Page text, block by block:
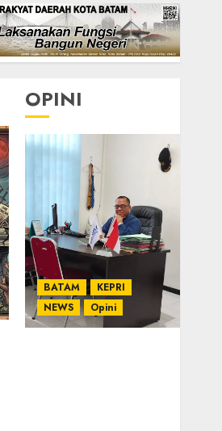
OPINI
BATAM
KEPRI
NEWS
Opini